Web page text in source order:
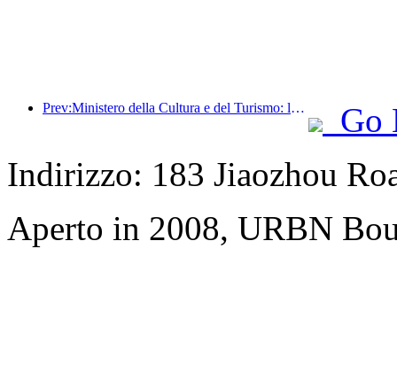
Prev:Ministero della Cultura e del Turismo: lancio di 22 attività tematiche suddivise in 7 sezioni principali
Go
Indirizzo: 183 Jiaozhou
Aperto in 2008, URBN